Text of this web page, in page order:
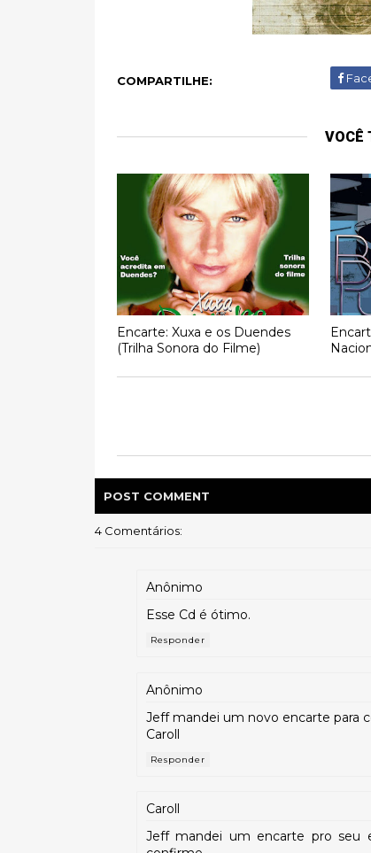
COMPARTILHE:
VOCÊ
Encarte: Xuxa e os Duendes
(Trilha Sonora do Filme)
POST COMMENT
4 Comentários:
Anônimo
Esse Cd é ótimo.
Responder
Anônimo
Jeff mandei um novo encarte para
Caroll
Responder
Caroll
Jeff mandei um encarte pro seu